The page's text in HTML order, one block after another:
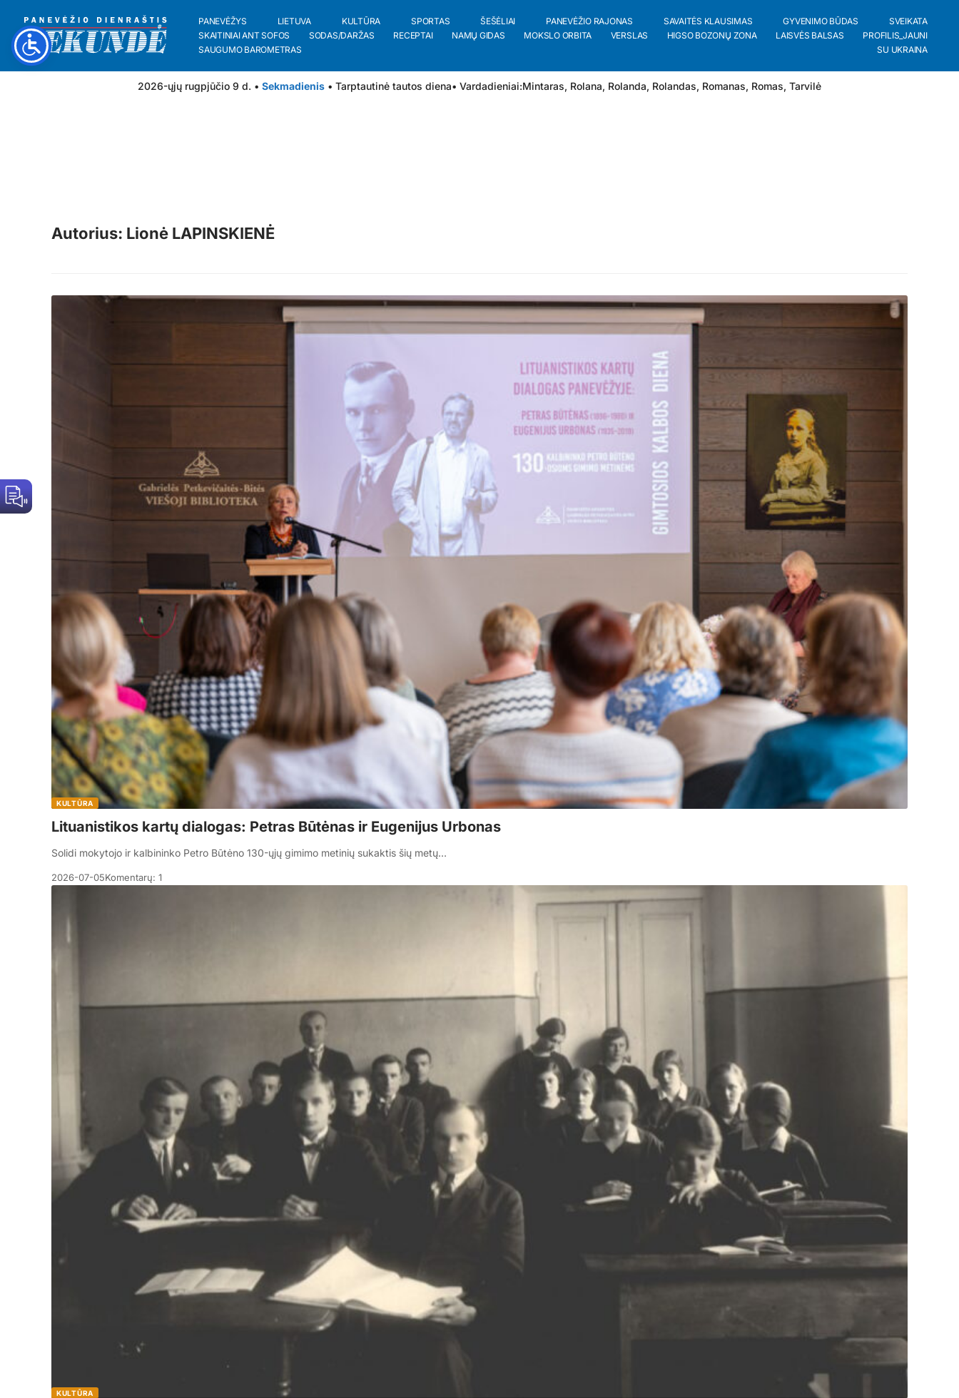
PANEVĖŽYS LIETUVA KULTŪRA SPORTAS ŠEŠĖLIAI PANEVĖŽIO RAJONAS SAVAITĖS KLAUSIMAS GYVENIMO BŪDAS
SVEIKATA
SKAITINIAI ANT SOFOS
SODAS/DARŽAS RECEPTAI NAMŲ GIDAS MOKSLO ORBITA VERSLAS HIGSO BOZONŲ ZONA LAISVĖS BALSAS
PROFILIS_JAUNI
SAUGUMO BAROMETRAS
SU UKRAINA
2026-ųjų rugpjūčio 9 d. • Sekmadienis • Tarptautinė tautos diena• Vardadieniai:Mintaras, Rolana, Rolanda, Rolandas, Romanas, Romas, Tarvilė
Autorius: Lionė LAPINSKIENĖ
KULTŪRA
Lituanistikos kartų dialogas: Petras Būtėnas ir Eugenijus Urbonas
Solidi mokytojo ir kalbininko Petro Būtėno 130-ųjų gimimo metinių sukaktis šių metų…
2026-07-05Komentarų: 1
KULTŪRA